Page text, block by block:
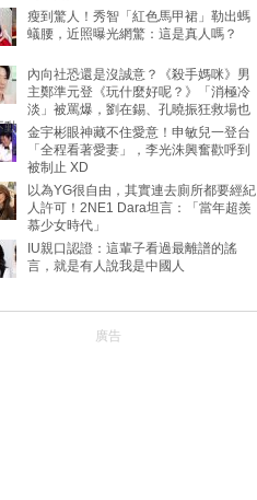
瘦到驚人！秀智「紅色馬甲裙」勒出螞
蟻腰，近照曝光網驚：這是真人嗎？
內向社恐還是沒誠意？《殺手媽咪》男
主鄭準元登《玩什麼好呢？》「消極冷
淡」被罵爆，劉在錫、孔曉振狂救場也
動
金宇彬眼神藏不住愛意！申敏兒一登台
「全程看著愛妻」，李光洙興奮歡呼到
被制止 XD
以為YG很自由，其實連去廁所都要經紀
人許可！2NE1 Dara坦言：「當年超羨
慕少女時代」
IU親口認證：這輩子看過最離譜的謠
言，就是有人說我是中國人
廣告